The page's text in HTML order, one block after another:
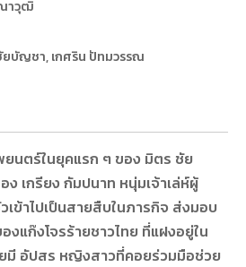
าวุฒิ
บัญชา, เกศริน ปัทมวรรณ
นตร์ในยุคแรก ๆ ของ มิตร ชัย
ง เกรียง กัมปนาท หนุ่มเจ้าเล่ห์ผู้
ข้าไปเป็นสายสืบในภารกิจ ส่งมอบ
แก๊งโจรร้ายชาวไทย ที่แฝงอยู่ใน
มี อัปสร หญิงสาวที่คอยร่วมมือช่วย